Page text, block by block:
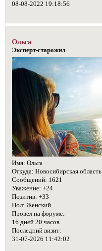
08-08-2022 19:18:56
Ольга
Эксперт-старожил
Имя: Ольга
Откуда: Новосибирская область
Сообщений: 1621
Уважение: +24
Позитив: +33
Пол: Женский
Провел на форуме:
16 дней 20 часов
Последний визит:
31-07-2026 11:42:02